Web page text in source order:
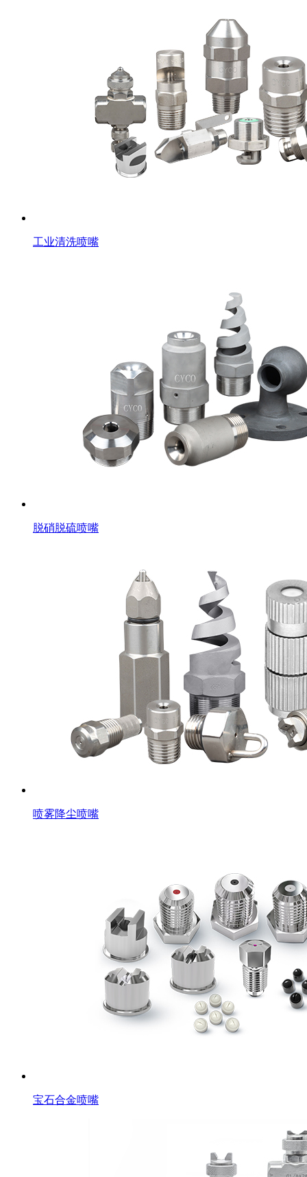
工业清洗喷嘴
脱硝脱硫喷嘴
喷雾降尘喷嘴
宝石合金喷嘴